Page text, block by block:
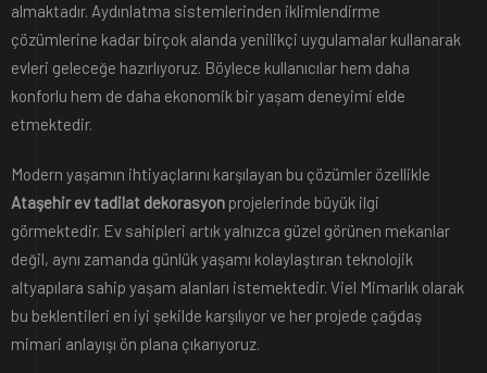
almaktadır. Aydınlatma sistemlerinden iklimlendirme
çözümlerine kadar birçok alanda yenilikçi uygulamalar kullanarak
evleri geleceğe hazırlıyoruz. Böylece kullanıcılar hem daha
konforlu hem de daha ekonomik bir yaşam deneyimi elde
etmektedir.
Modern yaşamın ihtiyaçlarını karşılayan bu çözümler özellikle
Ataşehir ev tadilat dekorasyon projelerinde büyük ilgi
görmektedir. Ev sahipleri artık yalnızca güzel görünen mekanlar
değil, aynı zamanda günlük yaşamı kolaylaştıran teknolojik
altyapılara sahip yaşam alanları istemektedir. Viel Mimarlık olarak
bu beklentileri en iyi şekilde karşılıyor ve her projede çağdaş
mimari anlayışı ön plana çıkarıyoruz.